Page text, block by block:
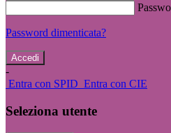
Password dimenticata?
-
Entra con SPID Entra con CIE
Seleziona utente